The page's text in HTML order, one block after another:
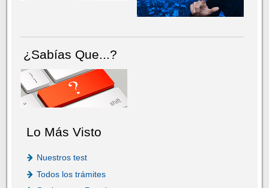
¿Sabías Que...?
Lo Más Visto
Nuestros test
Todos los trámites